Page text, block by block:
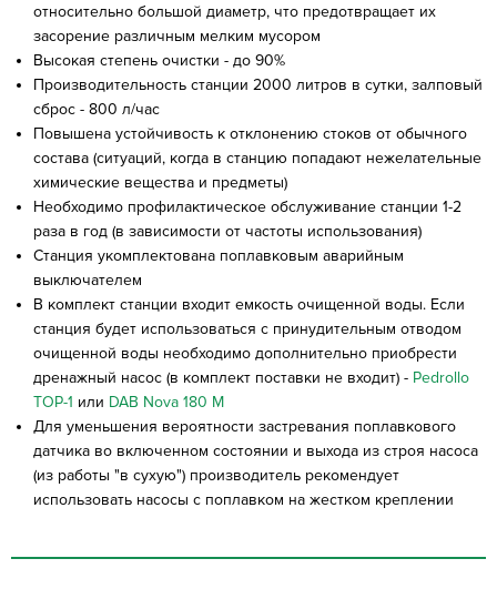
относительно большой диаметр, что предотвращает их
засорение различным мелким мусором
Высокая степень очистки - до 90%
Производительность станции 2000 литров в сутки, залповый
сброс - 800 л/час
Повышена устойчивость к отклонению стоков от обычного
состава (ситуаций, когда в станцию попадают нежелательные
химические вещества и предметы)
Необходимо профилактическое обслуживание станции 1-2
раза в год (в зависимости от частоты использования)
Станция укомплектована поплавковым аварийным
выключателем
В комплект станции входит емкость очищенной воды. Если
станция будет использоваться с принудительным отводом
очищенной воды необходимо дополнительно приобрести
дренажный насос (в комплект поставки не входит) - Pedrollo
TOP-1 или DAB Nova 180 M
Для уменьшения вероятности застревания поплавкового
датчика во включенном состоянии и выхода из строя насоса
(из работы "в сухую") производитель рекомендует
использовать насосы с поплавком на жестком креплении